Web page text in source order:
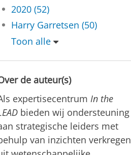
2020 (52)
Harry Garretsen (50)
Toon alle
de auteur(s)
expertisecentrumIn the
bieden wij ondersteuning
strategische leiders met
van inzichten verkregen